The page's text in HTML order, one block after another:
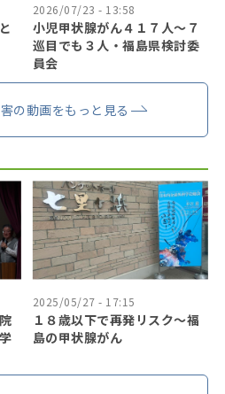
2026/07/23 - 13:58
小児甲状腺がん４１７人〜７
巡目でも３人・福島県検討委
員会
の動画をもっと見る
2025/05/27 - 17:15
１８歳以下で再発リスク〜福
島の甲状腺がん